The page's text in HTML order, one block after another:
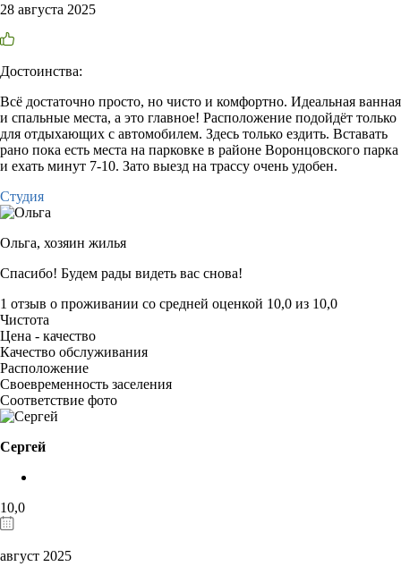
28 августа 2025
Достоинства:
Всё достаточно просто, но чисто и комфортно. Идеальная ванная
и спальные места, а это главное! Расположение подойдёт только
для отдыхающих с автомобилем. Здесь только ездить. Вставать
рано пока есть места на парковке в районе Воронцовского парка
и ехать минут 7-10. Зато выезд на трассу очень удобен.
Студия
Ольга, хозяин жилья
Спасибо! Будем рады видеть вас снова!
1 отзыв о проживании со средней оценкой 10,0 из 10,0
Чистота
Цена - качество
Качество обслуживания
Расположение
Своевременность заселения
Соответствие фото
Сергей
10,0
август 2025